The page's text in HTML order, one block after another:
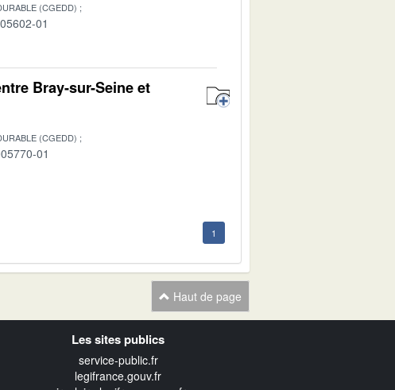
(CGEDD)
01
Bray-sur-Seine et
(CGEDD)
01
1
Haut de page
Les sites publics
service-public.fr
legifrance.gouv.fr